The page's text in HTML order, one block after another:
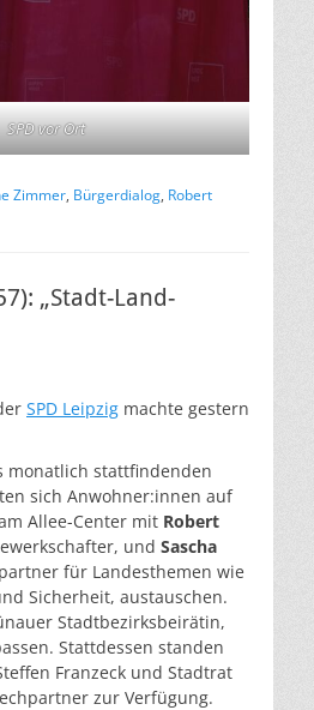
SPD vor Ort
Zimmer, Bürgerdialog, Robert
„Stadt-Land-
SPD Leipzig machte gestern
monatlich stattfindenden
sich Anwohner:innen auf
Allee-Center mit Robert
und Sascha
für Landesthemen wie
Sicherheit, austauschen.
Stadtbezirksbeirätin,
Stattdessen standen
Franzeck und Stadtrat
zur Verfügung.